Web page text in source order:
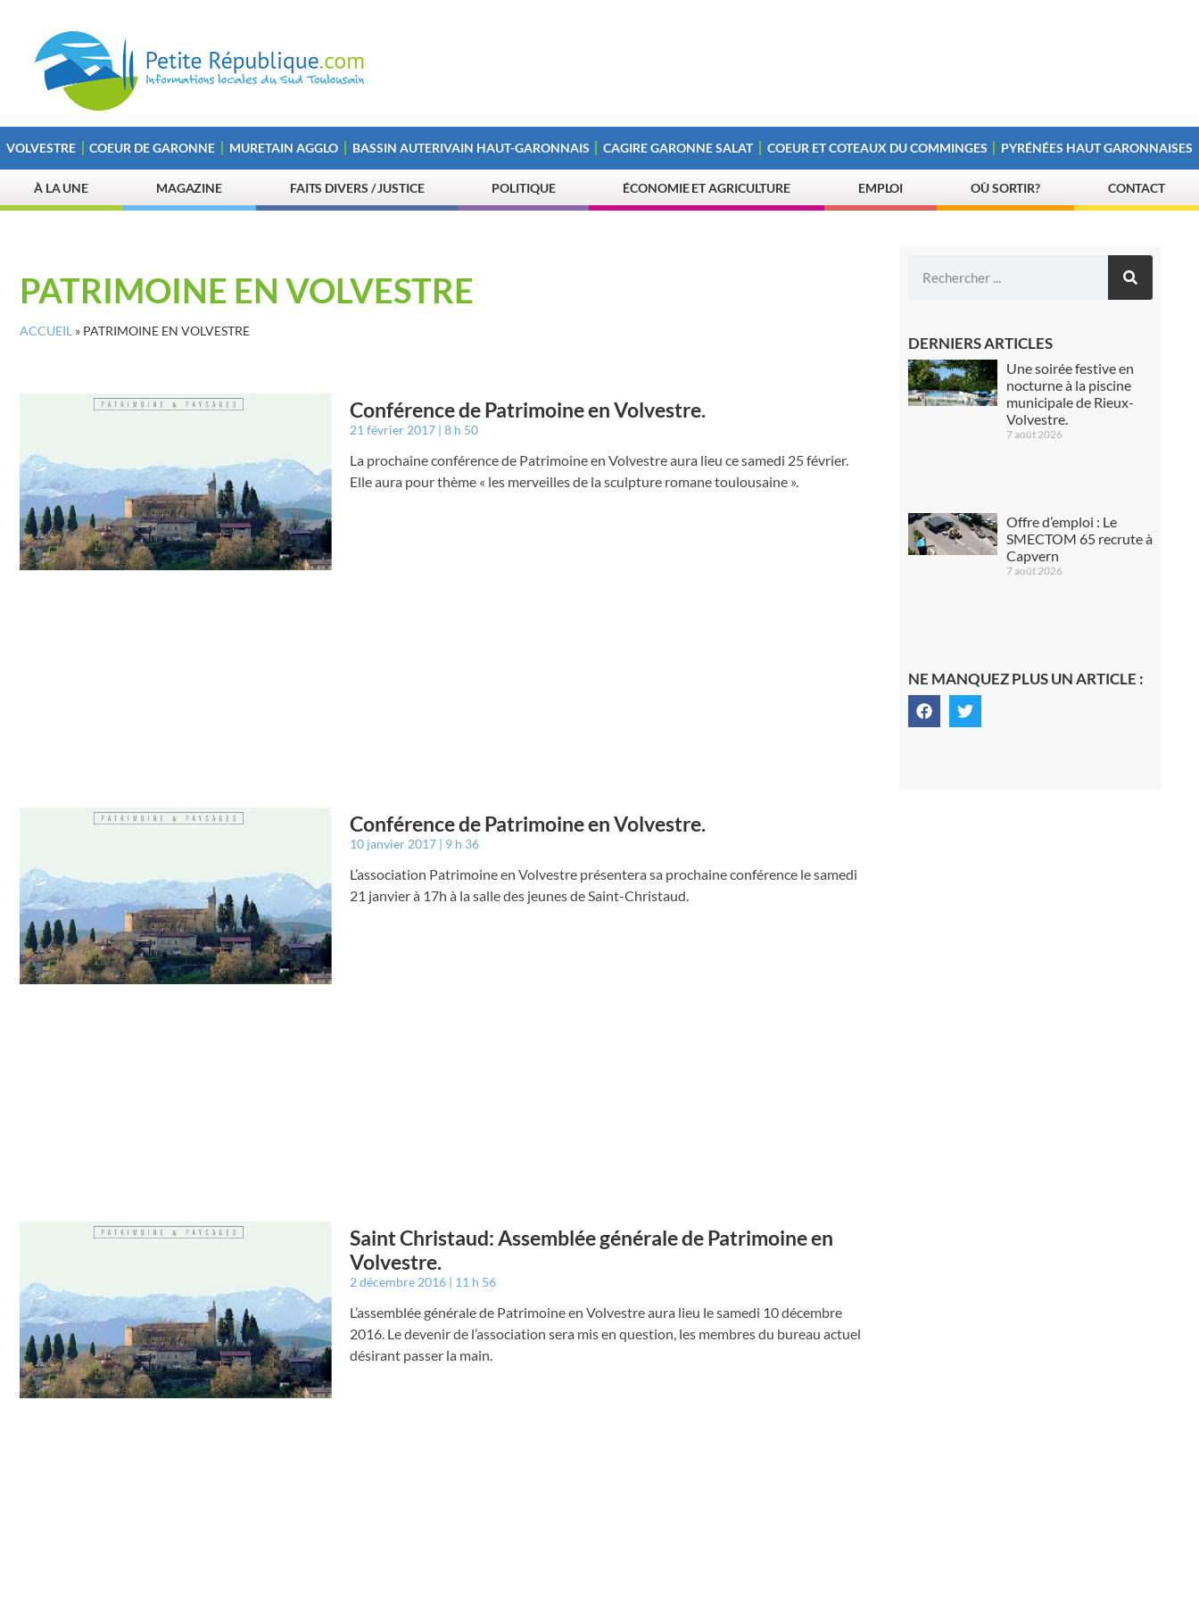
VOLVESTRE COEUR DE GARONNE MURETAIN AGGLO BASSIN AUTERIVAIN HAUT-GARONNAIS CAGIRE GARONNE SALAT COEUR ET COTEAUX DU COMMINGES PYRÉNÉES HAUT GARONNAISES
À LA UNE MAGAZINE FAITS DIVERS / JUSTICE POLITIQUE ÉCONOMIE ET AGRICULTURE EMPLOI OÙ SORTIR? CONTACT
PATRIMOINE EN VOLVESTRE
ACCUEIL » PATRIMOINE EN VOLVESTRE
Conférence de Patrimoine en Volvestre.
21 février 2017 8 h 50
La prochaine conférence de Patrimoine en Volvestre aura lieu ce samedi 25 février.
Elle aura pour thème « les merveilles de la sculpture romane toulousaine ».
Conférence de Patrimoine en Volvestre.
10 janvier 2017 9 h 36
L’association Patrimoine en Volvestre présentera sa prochaine conférence le samedi
21 janvier à 17h à la salle des jeunes de Saint-Christaud.
Saint Christaud: Assemblée générale de Patrimoine en
Volvestre.
2 décembre 2016 11 h 56
L’assemblée générale de Patrimoine en Volvestre aura lieu le samedi 10 décembre
2016. Le devenir de l’association sera mis en question, les membres du bureau actuel
désirant passer la main.
DERNIERS ARTICLES
Une soirée festive en
nocturne à la piscine
municipale de Rieux-
Volvestre.
7 août 2026
Offre d’emploi : Le
SMECTOM 65 recrute à
Capvern
7 août 2026
NE MANQUEZ PLUS UN ARTICLE :